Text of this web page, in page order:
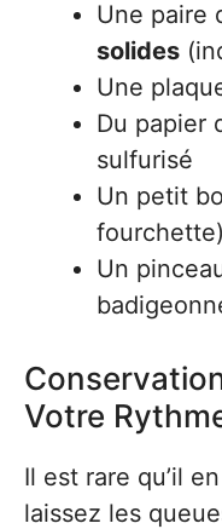
Une paire
solides
Une
Du papier
sulfurisé
Un petit
fourchette)
Un
Votre
Il est rare qu’il
laissez les